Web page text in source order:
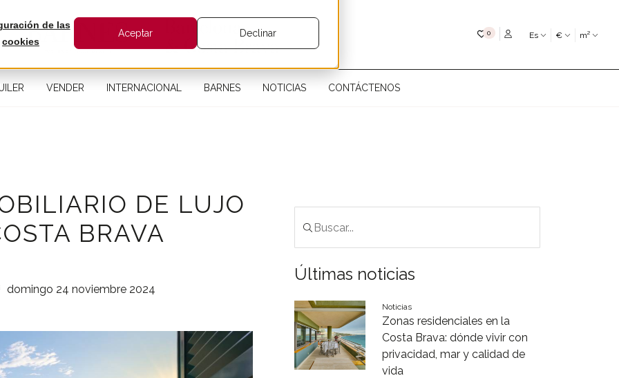
de las
cookies
Aceptar Declinar 0Mis favoritosEs € m²
VENDER INTERNACIONAL BARNES NOTICIAS CONTÁCTENOS
DE LUJO
BRAVA
domingo 24 noviembre 2024
Últimas noticias
Noticias
Zonas residenciales en la
Costa Brava: dónde vivir con
privacidad, mar y calidad de
vida